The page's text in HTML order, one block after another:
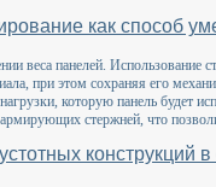
как способ
веса панелей.
при этом сохраняя его
которую панель будет
стержней, что
конструкций